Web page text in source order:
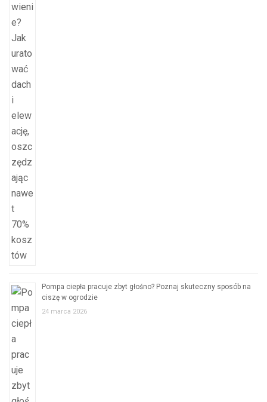
Pompa ciepła pracuje zbyt głośno? Poznaj skuteczny sposób na
ciszę w ogrodzie
24 marca 2026